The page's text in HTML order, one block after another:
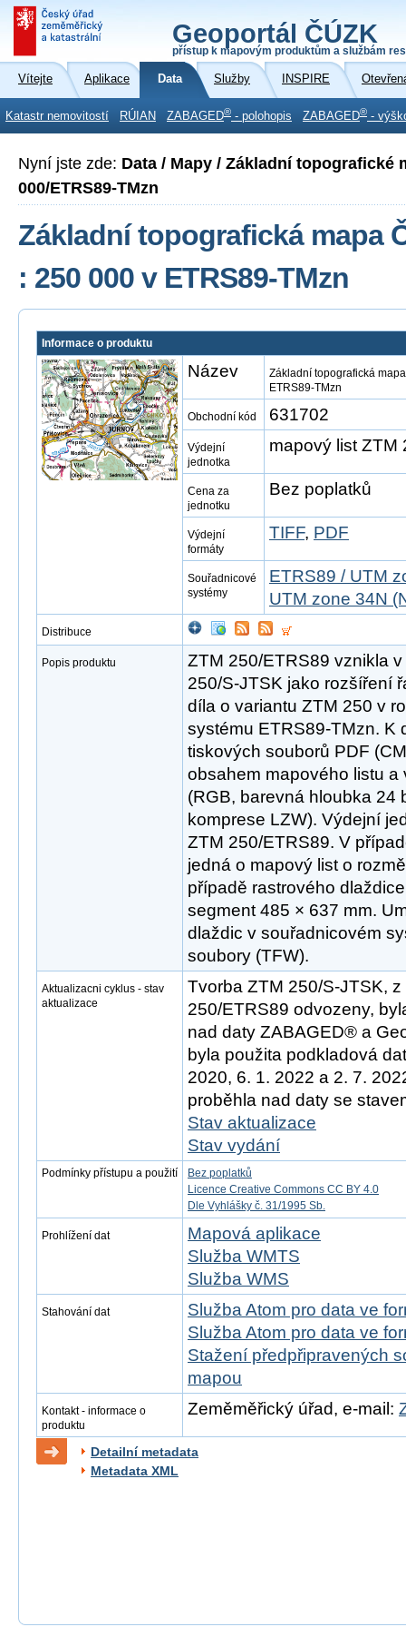
Geoportál ČÚZK
přístup k mapovým produktům a službám
Vítejte Aplikace Data Služby INSPIRE
Katastr nemovitostí RÚIAN ZABAGED® - polohopis ZABAGED® -
Nyní jste zde: Data / Mapy / Základní topografické
000/ETRS89-TMzn
Základní topografická mapa
: 250 000 v ETRS89-TMzn
Informace o produktu
Název
Základní topografická
ETRS89-TMzn
Obchodní kód 631702
Výdejní
jednotka
mapový list ZTM
Cena za
jednotku
Bez poplatků
Výdejní
formáty
TIFF, PDF
Souřadnicové
systémy
ETRS89 / UTM
UTM zone 34N
Distribuce
Popis produktu
ZTM 250/ETRS89 vznikla
250/S-JTSK jako rozšíření
díla o variantu ZTM 250 v
systému ETRS89-TMzn. K
tiskových souborů PDF
obsahem mapového listu a
(RGB, barevná hloubka 24
komprese LZW). Výdejní
ZTM 250/ETRS89. V
jedná o mapový list o
případě rastrového
segment 485 × 637 mm.
dlaždic v souřadnicovém
soubory (TFW).
Aktualizacni cyklus - stav
aktualizace
Tvorba ZTM 250/S-JTSK,
250/ETRS89 odvozeny,
nad daty ZABAGED® a
byla použita podkladová
2020, 6. 1. 2022 a 2. 7.
proběhla nad daty se
Stav aktualizace
Stav vydání
Podmínky přístupu a použití
Bez poplatků
Licence Creative Commons CC BY 4.0
Dle Vyhlášky č. 31/1995 Sb.
Prohlížení dat
Mapová aplikace
Služba WMTS
Služba WMS
Stahování dat
Služba Atom pro data ve
Služba Atom pro data ve
Stažení předpřipravených
mapou
Kontakt - informace o
produktu
Zeměměřický úřad, e-mail:
Detailní metadata
Metadata XML